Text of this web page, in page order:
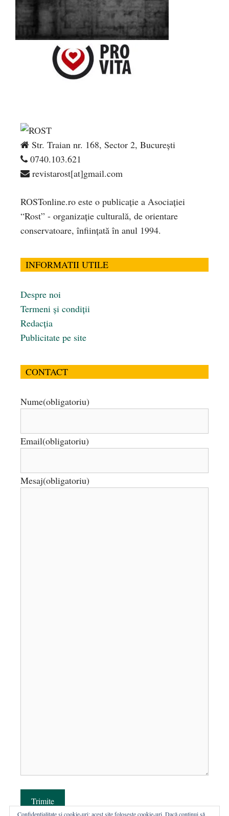
Str. Traian nr. 168, Sector 2, București
0740.103.621
revistarost[at]gmail.com
ROSTonline.ro este o publicaţie a Asociaţiei
“Rost” - organizaţie culturală, de orientare
conservatoare, înfiinţată în anul 1994.
INFORMATII UTILE
Despre noi
Termeni și condiții
Redacția
Publicitate pe site
CONTACT
Nume(obligatoriu)
Email(obligatoriu)
Mesaj(obligatoriu)
Trimite
Confidențialitate și cookie-uri: acest site folosește cookie-uri. Dacă continui să